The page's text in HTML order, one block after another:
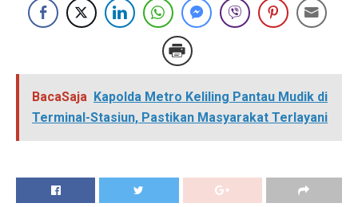
BacaSaja Kapolda Metro Keliling Pantau Mudik di
Terminal-Stasiun, Pastikan Masyarakat Terlayani